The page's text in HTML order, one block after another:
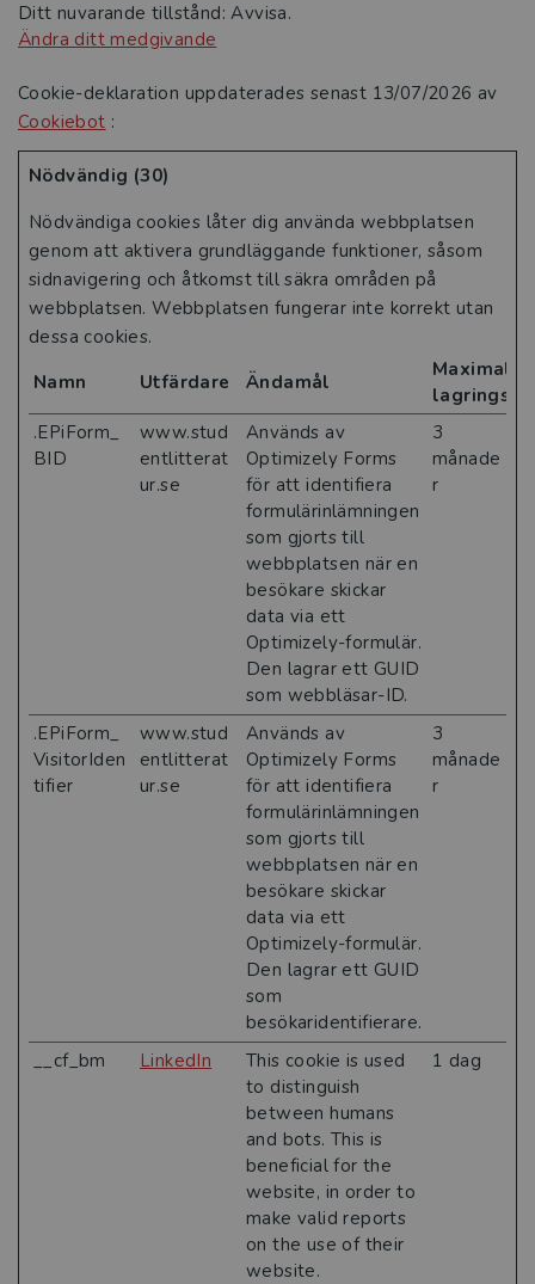
Ditt nuvarande tillstånd: Avvisa.
Ändra ditt medgivande
Cookie-deklaration uppdaterades senast 13/07/2026 av
Cookiebot :
Nödvändig (30)
Nödvändiga cookies låter dig använda webbplatsen
genom att aktivera grundläggande funktioner, såsom
sidnavigering och åtkomst till säkra områden på
webbplatsen. Webbplatsen fungerar inte korrekt utan
dessa cookies.
Namn
Utfärdare Ändamål
Maximal
.EPiForm_
BID
www.stud
entlitterat
ur.se
Används av
Optimizely Forms
för att identifiera
formulärinlämningen
som gjorts till
webbplatsen när en
besökare skickar
data via ett
Optimizely-formulär.
Den lagrar ett GUID
som webbläsar-ID.
3
månade
r
.EPiForm_
VisitorIden
tifier
www.stud
entlitterat
ur.se
Används av
Optimizely Forms
för att identifiera
formulärinlämningen
som gjorts till
webbplatsen när en
besökare skickar
data via ett
Optimizely-formulär.
Den lagrar ett GUID
som
besökaridentifierare.
3
månade
r
__cf_bm LinkedIn
This cookie is used
to distinguish
between humans
and bots. This is
beneficial for the
website, in order to
make valid reports
on the use of their
website.
1 dag